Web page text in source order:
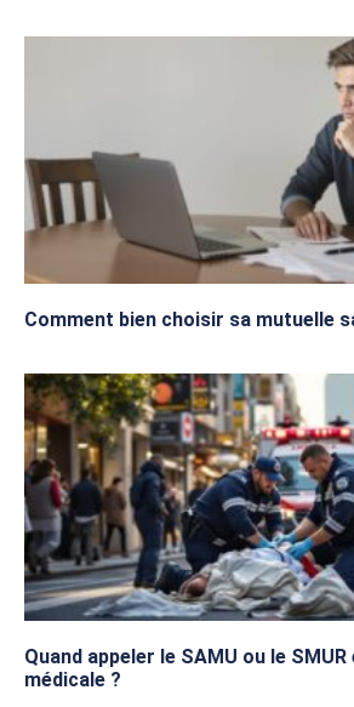
Comment bien choisir sa mutuelle
Quand appeler le SAMU ou le
médicale ?